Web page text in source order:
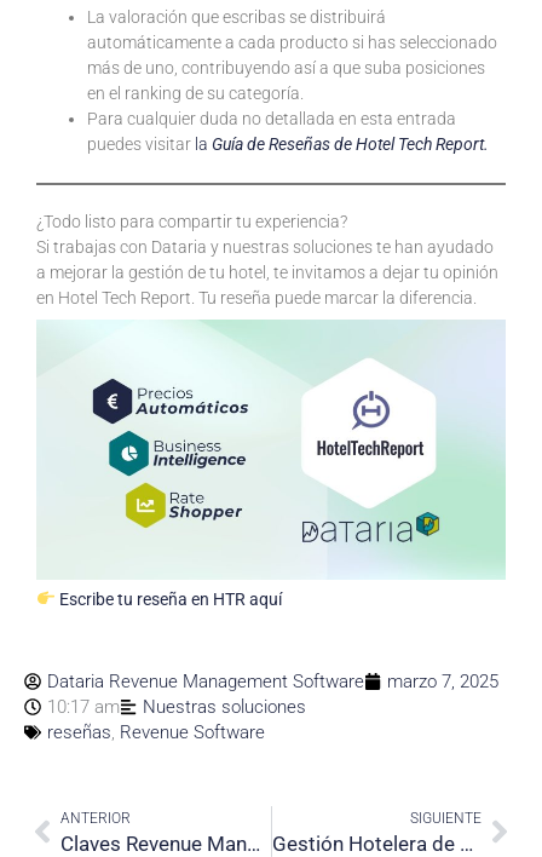
La valoración que escribas se distribuirá
automáticamente a cada producto si has seleccionado
más de uno, contribuyendo así a que suba posiciones
en el ranking de su categoría.
Para cualquier duda no detallada en esta entrada
puedes visitar la Guía de Reseñas de Hotel Tech Report.
¿Todo listo para compartir tu experiencia?
Si trabajas con Dataria y nuestras soluciones te han ayudado
a mejorar la gestión de tu hotel, te invitamos a dejar tu opinión
en Hotel Tech Report. Tu reseña puede marcar la diferencia.
Escribe tu reseña en HTR aquí
Dataria Revenue Management Software
marzo 7, 2025
10:17 am
Nuestras soluciones
reseñas Revenue Software
ANTERIOR
Claves Revenue Management: Carolina Bobes en el videocast «Club Hotelier»
SIGUIENTE
Gestión Hotelera de datos: Claves para una estrategia precisa y confiable